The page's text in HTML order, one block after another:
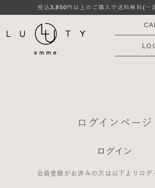
税込3,850円以上のご購入で送料無料(一
ログインページ
ログイン
会員登録がお済みの方は以下よりログ